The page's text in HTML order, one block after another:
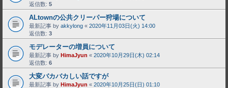
返信数: 5
ALtownの公共クリーパー狩場について
最新記事 by akkylong « 2020年11月03日(火) 14:00
返信数: 3
モデレーターの増員について
最新記事 by HimaJyun « 2020年10月29日(木) 02:14
返信数: 6
大変バカバカしい話ですが
最新記事 by HimaJyun « 2020年10月25日(日) 01:10